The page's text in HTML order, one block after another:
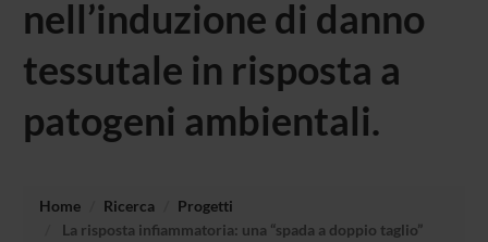
nell’induzione di danno
tessutale in risposta a
patogeni ambientali.
Home Ricerca
Progetti
La risposta infiammatoria: una “spada a doppio taglio”